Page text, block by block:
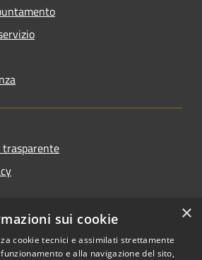
×
sui cookie
cookie tecnici e assimilati strettamente
e alla navigazione del sito,